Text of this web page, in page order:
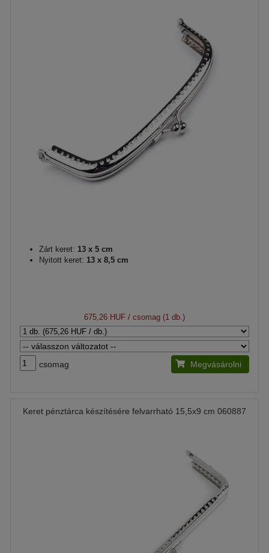
Zárt keret: 13 x 5 cm
Nyitott keret: 13 x 8,5 cm
675,26 HUF / csomag (1 db.)
csomag Megvásárolni
Keret pénztárca készítésére felvarrható 15,5x9 cm 060887